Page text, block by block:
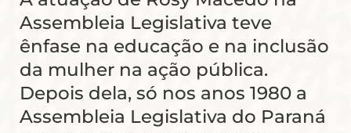
Assembleia Legislativa teve
ênfase na educação e na inclusão
da mulher na ação pública.
Depois dela, só nos anos 1980 a
Assembleia Legislativa do Paraná